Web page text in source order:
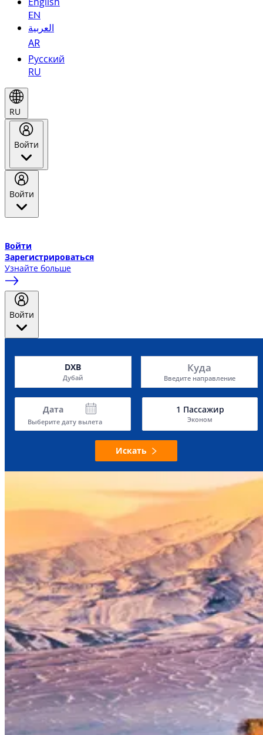
EN
العربية
AR
Русский
RU
RU
Войти
Войти
Войти
Зарегистрироваться
Узнайте больше
Войти
DXB
Дубай
Куда
Введите направление
Дата
Выберите дату вылета
1 Пассажир
Эконом
Искать